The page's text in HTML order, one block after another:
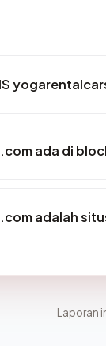
ada di
adalah
Laporan